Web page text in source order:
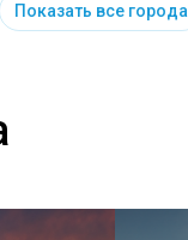
Показать все города